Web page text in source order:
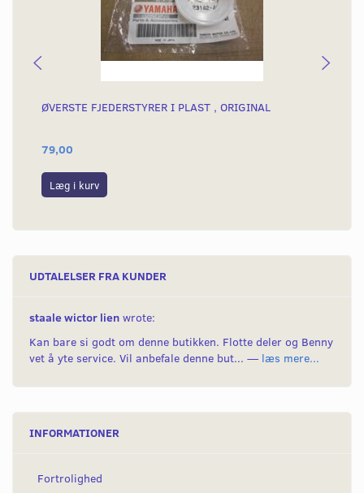
ØVERSTE FJEDERSTYRER I PLAST , ORIGINAL
79,00
Læg i kurv
UDTALELSER FRA KUNDER
staale wictor lien wrote:
Kan bare si godt om denne butikken. Flotte deler og Benny
vet å yte service. Vil anbefale denne but... — læs mere...
INFORMATIONER
Fortrolighed